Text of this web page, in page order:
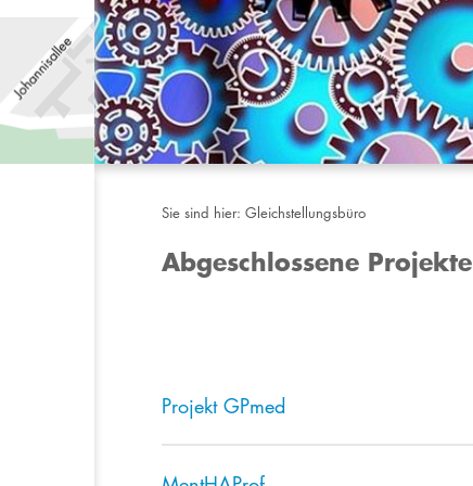
Sie sind hier:Gleichstellungsbüro
Abgeschlossene Projekte
​Projekt GPmed